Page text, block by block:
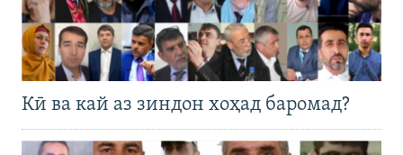
Кӣ ва кай аз зиндон хоҳад баромад?